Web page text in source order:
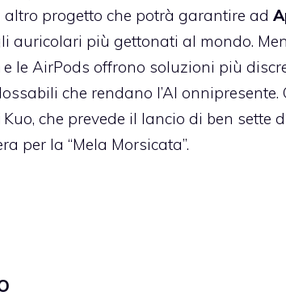
altro progetto che potrà garantire ad
auricolari più gettonati al mondo.
le AirPods offrono soluzioni più
che rendano l’AI
che prevede il lancio di ben sette
per la “Mela Morsicata”.